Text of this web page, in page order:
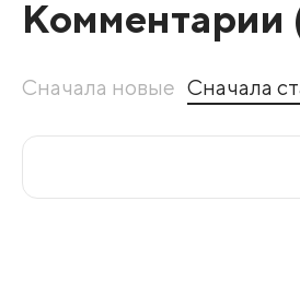
Комментарии
Сначала новые Сначала